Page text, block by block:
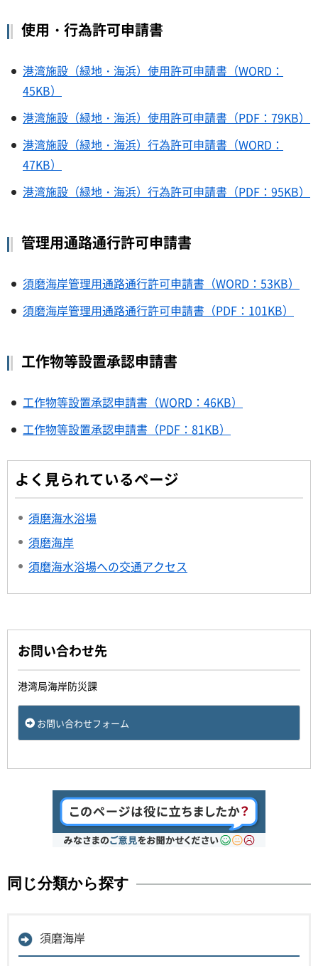
使用・行為許可申請書
港湾施設（緑地・海浜）使用許可申請書（WORD：
45KB）
港湾施設（緑地・海浜）使用許可申請書（PDF：79KB）
港湾施設（緑地・海浜）行為許可申請書（WORD：
47KB）
港湾施設（緑地・海浜）行為許可申請書（PDF：95KB）
管理用通路通行許可申請書
須磨海岸管理用通路通行許可申請書（WORD：53KB）
須磨海岸管理用通路通行許可申請書（PDF：101KB）
工作物等設置承認申請書
工作物等設置承認申請書（WORD：46KB）
工作物等設置承認申請書（PDF：81KB）
よく見られているページ
須磨海水浴場
須磨海岸
須磨海水浴場への交通アクセス
お問い合わせ先
港湾局海岸防災課
お問い合わせフォーム
同じ分類から探す
須磨海岸